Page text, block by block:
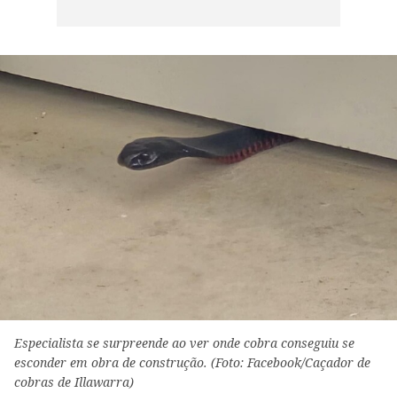
Especialista se surpreende ao ver onde cobra conseguiu se
esconder em obra de construção. (Foto: Facebook/Caçador de
cobras de Illawarra)